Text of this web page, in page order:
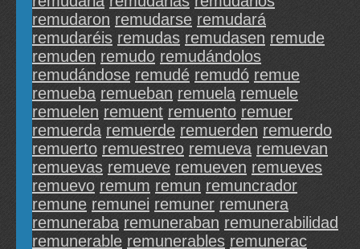
remudaron remudarse remudará
remudaréis remudas remudasen remude
remuden remudo remudándolos
remudándose remudé remudó remue
remueba remueban remuela remuele
remuelen remuent remuento remuer
remuerda remuerde remuerden remuerdo
remuerto remuestreo remueva remuevan
remuevas remueve remueven remueves
remuevo remum remun remuncrador
remune remunei remuner remunera
remuneraba remuneraban remunerabilidad
remunerable remunerables remunerac